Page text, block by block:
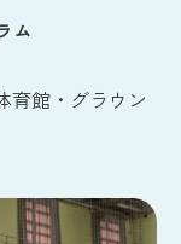
ム
育館・グラウン